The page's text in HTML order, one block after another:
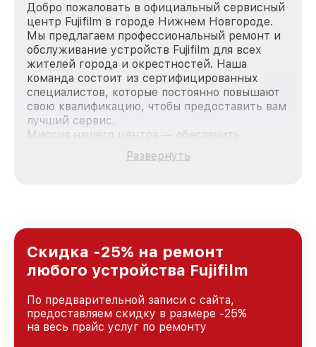
Добро пожаловать в официальный сервисный
центр Fujifilm в городе Нижнем Новгороде.
Мы предлагаем профессиональный ремонт и
обслуживание устройств Fujifilm для всех
жителей города и окрестностей. Наша
команда состоит из сертифицированных
специалистов, которые постоянно повышают
свою квалификацию, чтобы предоставить вам
лучший сервис.
Миссия нашего центра — обеспечить
качественный и доступный ремонт для
каждого пользователя продукции Fujifilm, вне
Нижнем Новгороде, постоянно повышая
уровень доверия и лояльности наших
клиентов.
Развернуть
Скидка -25% на ремонт
любого устройства Fujifilm
По предварительной записи с сайта,
предоставляем скидку в размере -25%
на весь прайс услуг по ремонту